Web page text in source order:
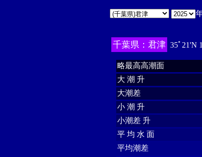
千葉県：君津 35ﾟ21'N
略最高高潮面
大 潮 升
大潮差
小 潮 升
小潮差 升
平 均 水 面
平均潮差